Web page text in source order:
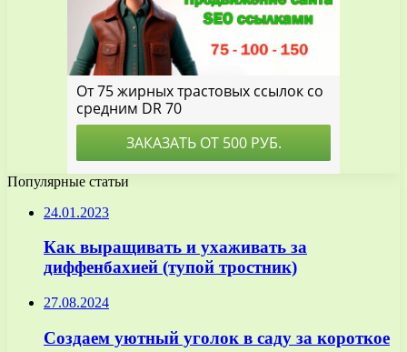
Популярные статьи
24.01.2023
Как выращивать и ухаживать за
диффенбахией (тупой тростник)
27.08.2024
Создаем уютный уголок в саду за короткое